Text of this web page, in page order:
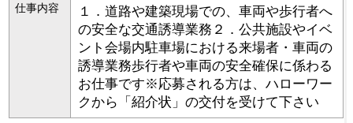
仕事内容
１．道路や建築現場での、車両や歩行者へ
の安全な交通誘導業務２．公共施設やイベ
ント会場内駐車場における来場者・車両の
誘導業務歩行者や車両の安全確保に係わる
お仕事です※応募される方は、ハローワー
クから「紹介状」の交付を受けて下さい